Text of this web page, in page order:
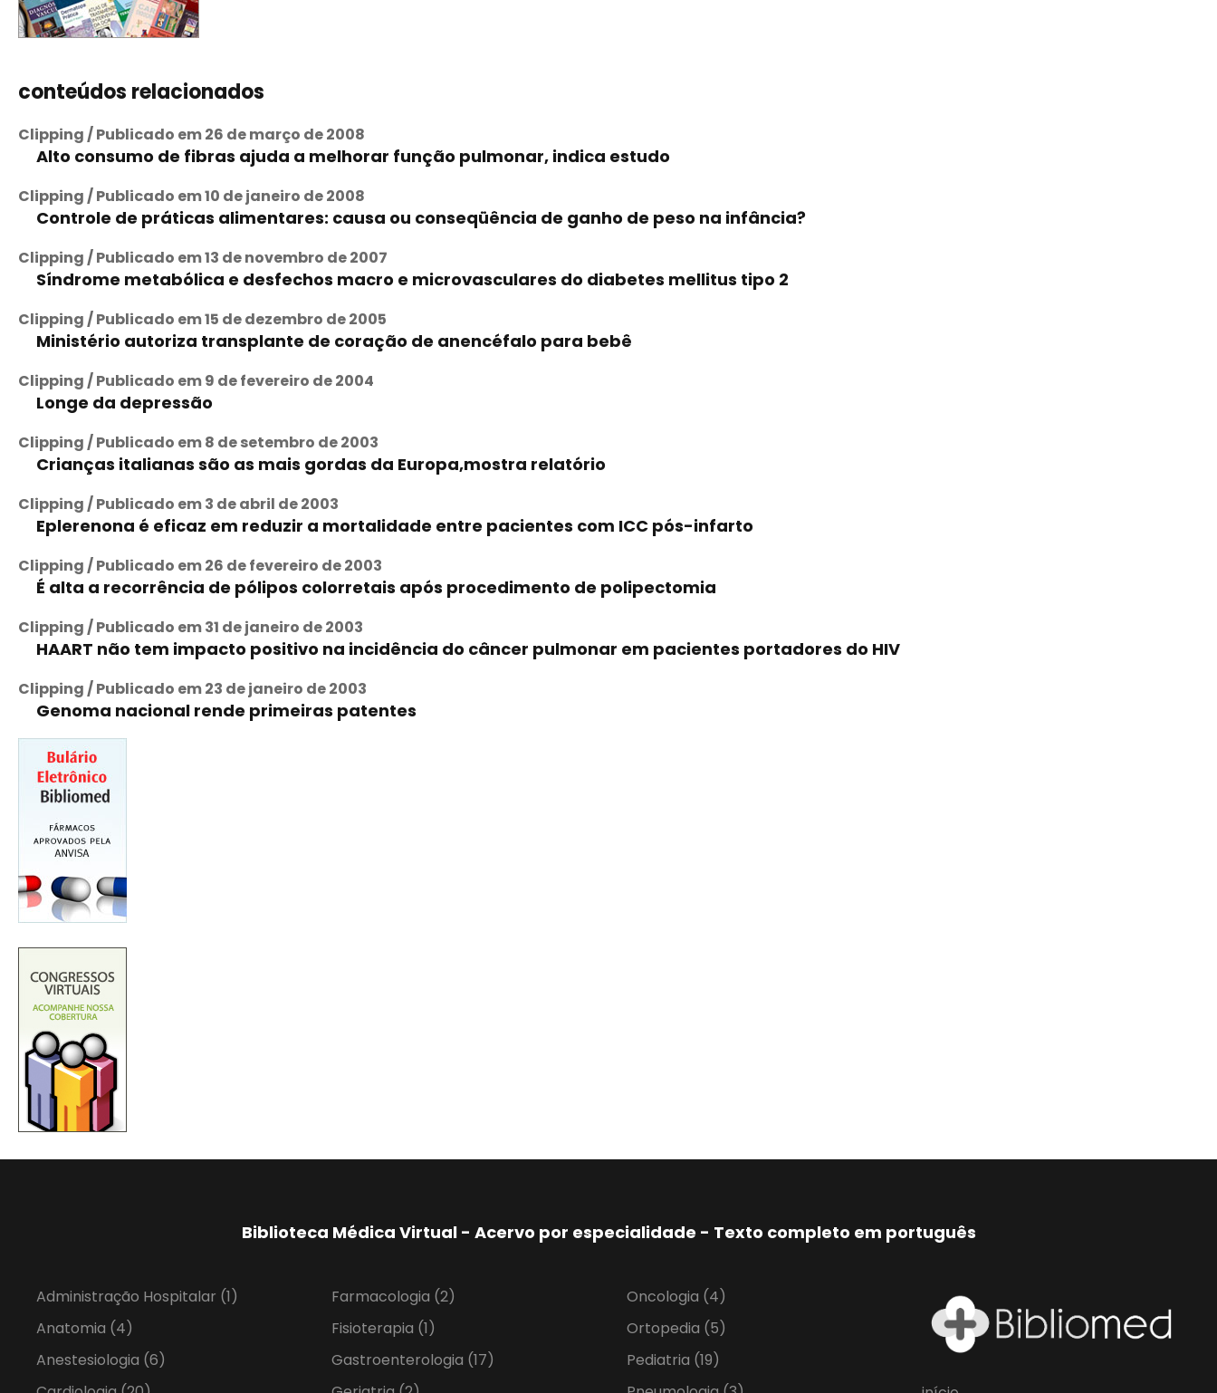
conteúdos relacionados
Clipping / Publicado em 26 de março de 2008
Alto consumo de fibras ajuda a melhorar função pulmonar, indica estudo
Clipping / Publicado em 10 de janeiro de 2008
Controle de práticas alimentares: causa ou conseqüência de ganho de peso na infância?
Clipping / Publicado em 13 de novembro de 2007
Síndrome metabólica e desfechos macro e microvasculares do diabetes mellitus tipo 2
Clipping / Publicado em 15 de dezembro de 2005
Ministério autoriza transplante de coração de anencéfalo para bebê
Clipping / Publicado em 9 de fevereiro de 2004
Longe da depressão
Clipping / Publicado em 8 de setembro de 2003
Crianças italianas são as mais gordas da Europa,mostra relatório
Clipping / Publicado em 3 de abril de 2003
Eplerenona é eficaz em reduzir a mortalidade entre pacientes com ICC pós-infarto
Clipping / Publicado em 26 de fevereiro de 2003
É alta a recorrência de pólipos colorretais após procedimento de polipectomia
Clipping / Publicado em 31 de janeiro de 2003
HAART não tem impacto positivo na incidência do câncer pulmonar em pacientes portadores do HIV
Clipping / Publicado em 23 de janeiro de 2003
Genoma nacional rende primeiras patentes
Biblioteca Médica Virtual - Acervo por especialidade - Texto completo em português
Administração Hospitalar (1)
Anatomia (4)
Anestesiologia (6)
Farmacologia (2)
Fisioterapia (1)
Gastroenterologia (17)
Oncologia (4)
Ortopedia (5)
Pediatria (19)